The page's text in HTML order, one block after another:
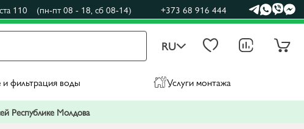
110 (пн-пт 08 - 18, сб 08-14) +373 68 916 444
RU
фильтрация воды Услуги монтажа
Республике Молдова